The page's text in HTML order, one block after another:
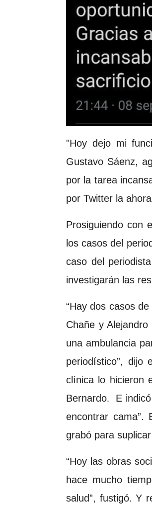
"Hoy dejo mi
Gustavo Sáenz,
por la tarea
por Twitter la
Prosiguiendo con
los casos del
caso del
investigarán las
“Hay dos casos
Chañe y
una ambulancia
periodístico”, dijo
clínica lo hicieron
Bernardo.
E
encontrar
grabó para
“Hoy las obras
hace mucho
salud”, fustigó. Y